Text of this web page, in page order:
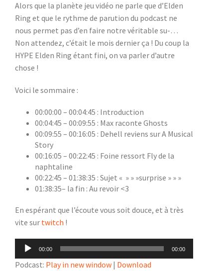
Alors que la planète jeu vidéo ne parle que d’Elden
Ring et que le rythme de parution du podcast ne
nous permet pas d’en faire notre véritable su-…
Non attendez, c’était le mois dernier ça ! Du coup la
HYPE Elden Ring étant fini, on va parler d’autre
chose !
Voici le sommaire :
00:00:00 – 00:04:45 : Introduction
00:04:45 – 00:09:55 : Max raconte Ghosts
00:09:55 – 00:16:05 : Dehell reviens sur A Musical
Story
00:16:05 – 00:22:45 : Foine ressort Fly de la
naphtaline
00:22:45 – 01:38:35 : Sujet « » » »surprise » » »
01:38:35– la fin : Au revoir <3
En espérant que l’écoute vous soit douce, et à très
vite sur twitch !
Lecteur
audio
00:00 00:00
Podcast: Play in new window | Download